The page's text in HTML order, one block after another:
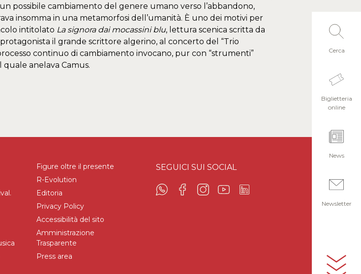
possibile cambiamento del genere umano verso l’abbandono,
insomma in una metamorfosi dell’umanità. È uno dei motivi per
intitolato La signora dai mocassini blu, lettura scenica scritta da
il grande scrittore algerino, al concerto del “Trio
continuo di cambiamento invocano, pur con “strumenti”
quale anelava Camus.
Cerca
Biglietteria
online
News
Newsletter
Figure oltre il presente
R-Evolution
Editoria
Privacy Policy
Accessibilità del sito
Amministrazione
Trasparente
Press area
SEGUICI SUI SOCIAL